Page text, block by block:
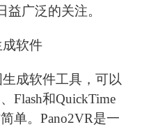
广泛的关注。
成软件
成软件工具，可以
Flash和QuickTime
单。Pano2VR是一